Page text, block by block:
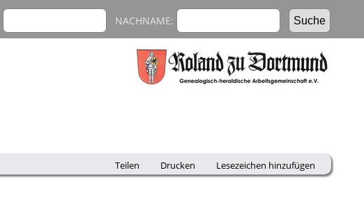
NACHNAME:
Teilen Drucken Lesezeichen hinzufügen